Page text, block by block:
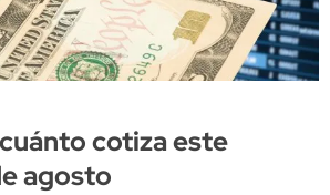
cotiza este
agosto